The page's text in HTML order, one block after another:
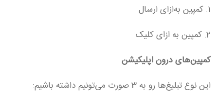
1. کمپین به‌ازای ارسال
2. کمپین به ازای کلیک
کمپین‌های درون اپلیکیشن
این نوع تبلیغ‌ها رو به 3 صورت می‌تونیم داشته باشیم: